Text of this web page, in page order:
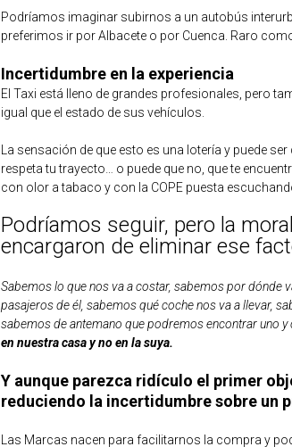
Podríamos imaginar subirnos a un autobús
preferimos ir por Albacete o por Cuenca. Raro
Incertidumbre en la experiencia
El Taxi está lleno de grandes profesionales, pero
igual que el estado de sus vehículos.
La sensación de que esto es una lotería y puede
respeta tu trayecto… o puede que no, que te
con olor a tabaco y con la COPE puesta
Podríamos seguir, pero la
encargaron de eliminar ese
Sabemos lo que nos va a costar, sabemos por dónde
pasajeros de él, sabemos qué coche nos va a llevar,
sabemos de antemano que podremos encontrar uno y
en nuestra casa y no en la suya.
Y aunque parezca ridículo el primer
reduciendo la incertidumbre sobre un
Las Marcas nacen para facilitarnos la compra y